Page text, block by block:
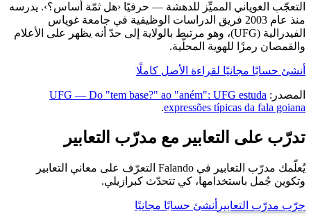
التعجّب الغوياني المميِّز للدهشة — حرفيًا ‹هل ثمّة أساس؟›. يدرسه
منذ عام 2003 فريق الدراسات الوظيفية في جامعة غوياس
الفيدرالية (UFG)، وهو مرتبط بالولاية إلى حدّ أنه يظهر على الأعلام
والقمصان رمزًا للهوية المحلّية.
أنشئ حسابًا مجانيًا لقراءة الأصل كاملًا
المصدر: UFG — Do "tem base?" ao "aném": UFG estuda
expressões típicas da fala goiana
.
تدرّب على التعابير مع مدرّب التعابير
يُعلّمك مدرّب التعابير في Falando التعرّف على معاني التعابير
وتكوين جُمل باستخدامها، كي تتحدّث كبرازيلي.
جرّب مدرّب التعابير أنشئ حسابًا مجانيًا